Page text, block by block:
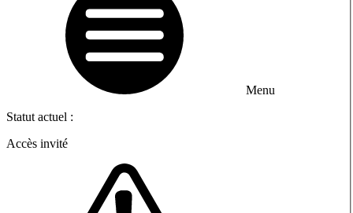
Menu
Statut actuel :
Accès invité